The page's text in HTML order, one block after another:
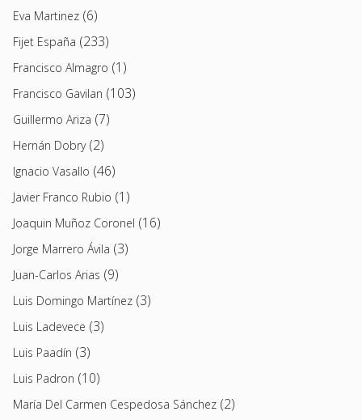
Eva Martinez (6)
Fijet España (233)
Francisco Almagro (1)
Francisco Gavilan (103)
Guillermo Ariza (7)
Hernán Dobry(2)
Ignacio Vasallo (46)
Javier Franco Rubio (1)
Joaquin Muñoz Coronel (16)
Jorge Marrero Ávila (3)
Juan-Carlos Arias (9)
Luis Domingo Martínez (3)
Luis Ladevece (3)
Luis Paadín (3)
Luis Padron (10)
María Del Carmen Cespedosa Sánchez (2)